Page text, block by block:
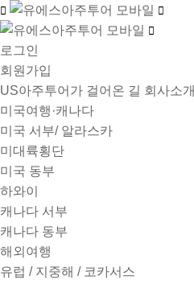
로그인
회원가입
US아주투어가 걸어온 길 회사소개
미국여행·캐나다
미국 서부/ 알라스카
미대륙횡단
미국 동부
하와이
캐나다 서부
캐나다 동부
해외여행
유럽 / 지중해 / 코카서스